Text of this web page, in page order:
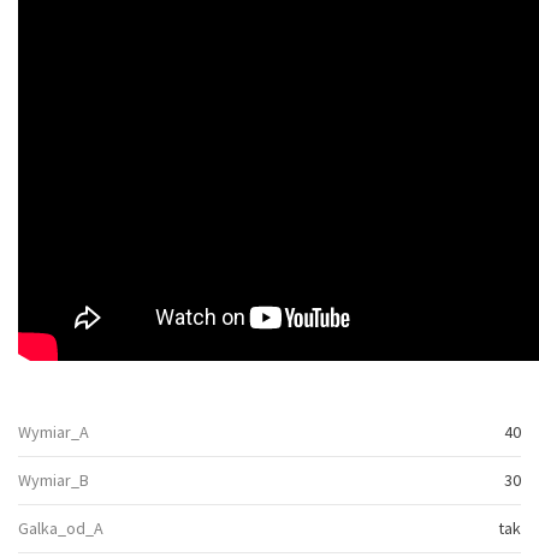
Wymiar_A 40
Wymiar_B 30
Galka_od_A tak